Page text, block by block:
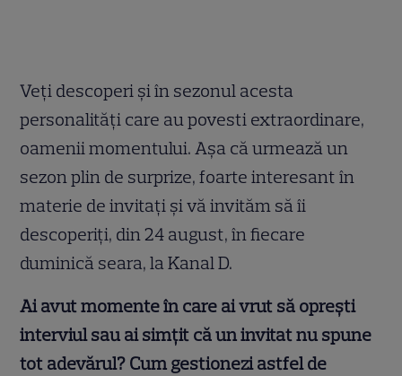
Veţi descoperi şi în sezonul acesta
personalităţi care au povesti extraordinare,
oamenii momentului. Aşa că urmează un
sezon plin de surprize, foarte interesant în
materie de invitaţi şi vă invităm să îi
descoperiţi, din 24 august, în fiecare
duminică seara, la Kanal D.
Ai avut momente în care ai vrut să oprești
interviul sau ai simțit că un invitat nu spune
tot adevărul? Cum gestionezi astfel de